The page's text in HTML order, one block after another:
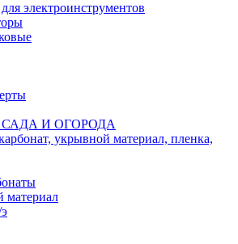
электроинструментов
И ОГОРОДА
укрывной материал, пленка,
материал